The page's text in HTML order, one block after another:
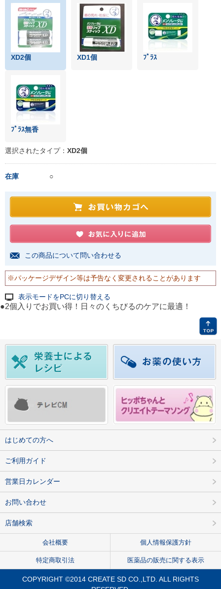
XD2個 XD1個 ﾌﾟﾗｽ
ﾌﾟﾗｽ無香
選択されたタイプ： XD2個
在庫 ○
この商品について問い合わせる
※パッケージデザイン等は予告なく変更されることがあります
表示モードをPCに切り替える
●2個入りでお買い得！日々のくちびるのケアに最適！
はじめての方へ
ご利用ガイド
営業日カレンダー
お問い合わせ
店舗検索
会社概要 個人情報保護方針
特定商取引法 医薬品の販売に関する表示
COPYRIGHT ©2014 CREATE SD CO.,LTD. ALL RIGHTS